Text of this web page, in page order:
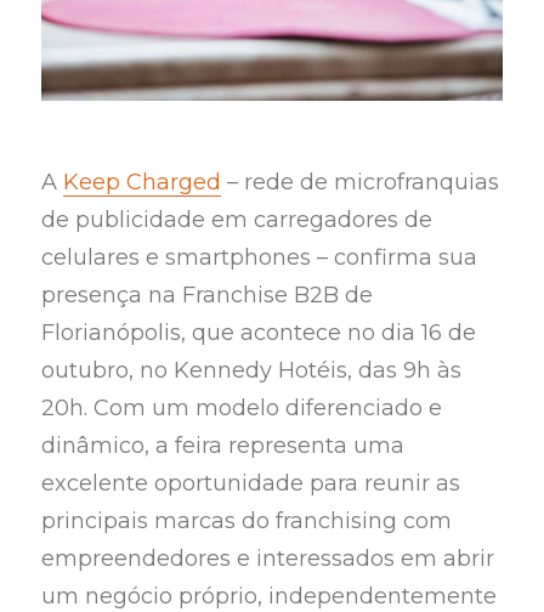
A Keep Charged – rede de microfranquias
de publicidade em carregadores de
celulares e smartphones – confirma sua
presença na Franchise B2B de
Florianópolis, que acontece no dia 16 de
outubro, no Kennedy Hotéis, das 9h às
20h. Com um modelo diferenciado e
dinâmico, a feira representa uma
excelente oportunidade para reunir as
principais marcas do franchising com
empreendedores e interessados em abrir
um negócio próprio, independentemente